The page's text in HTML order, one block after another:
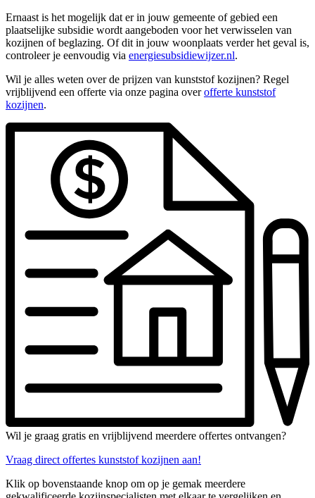
Ernaast is het mogelijk dat er in jouw gemeente of gebied een
plaatselijke subsidie wordt aangeboden voor het verwisselen van
kozijnen of beglazing. Of dit in jouw woonplaats verder het geval is,
controleer je eenvoudig via energiesubsidiewijzer.nl.
Wil je alles weten over de prijzen van kunststof kozijnen? Regel
vrijblijvend een offerte via onze pagina overofferte kunststof
kozijnen.
Wil je graag gratis en vrijblijvend meerdere offertes ontvangen?
Vraag direct offertes kunststof kozijnen aan!
Klik op bovenstaande knop om op je gemak meerdere